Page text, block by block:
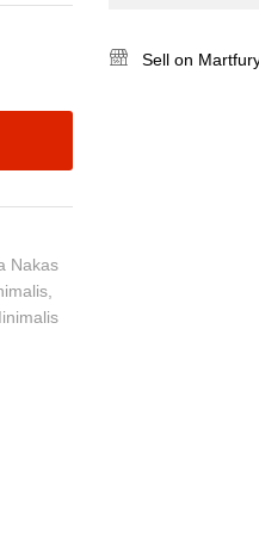
Nakas
Sell on